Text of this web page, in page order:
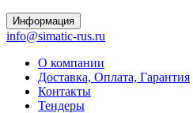
Информация
info@simatic-rus.ru
О компании
Доставка, Оплата, Гарантия
Контакты
Тендеры